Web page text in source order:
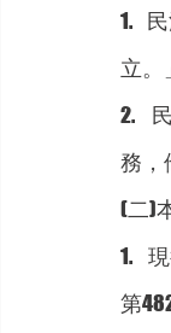
1.
立。
2.
務，
(二)
1.
第